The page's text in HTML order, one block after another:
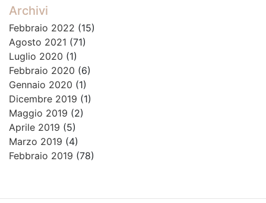
Archivi
Febbraio 2022 (15)
Agosto 2021 (71)
Luglio 2020 (1)
Febbraio 2020 (6)
Gennaio 2020 (1)
Dicembre 2019 (1)
Maggio 2019 (2)
Aprile 2019 (5)
Marzo 2019 (4)
Febbraio 2019 (78)